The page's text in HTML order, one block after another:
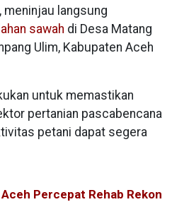
meninjau langsung
sawah di Desa Matang
Ulim, Kabupaten Aceh
untuk memastikan
pertanian pascabencana
petani dapat segera
Percepat Rehab Rekon